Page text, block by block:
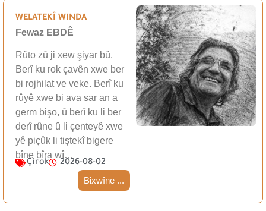
WELATEKÎ WINDA
Fewaz EBDÊ
Rûto zû ji xew şiyar bû.
Berî ku rok çavên xwe ber
bi rojhilat ve veke. Berî ku
rûyê xwe bi ava sar an a
germ bişo, û berî ku li ber
derî rûne û li çenteyê xwe
yê piçûk li tiştekî bigere
bîne bîra wî…
Çîrok 2026-08-02
Bixwîne ...